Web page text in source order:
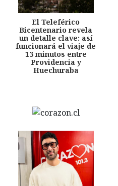
El Teleférico
Bicentenario revela
un detalle clave: así
funcionará el viaje de
13 minutos entre
Providencia y
Huechuraba